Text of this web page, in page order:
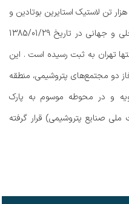
کشور و منطقه با هدف تولید سالانه ۱۳۶ هزار تن لاستیک استایرین بوتادین و
با چشم‌انداز تأمین خوراک بازارهای داخلی و جهانی در تاریخ 1385/01/29
ثبت شرکتها تهران به ثبت رسیده است . این
۸.۱ هکتار در فاز دو مجتمع‌های پتروشیمی، منطقه
و در محوطه موسوم به پارک
صنایع پتروشیمی) قرار گرفته